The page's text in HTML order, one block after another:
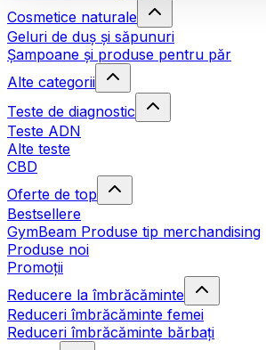
Cosmetice naturale
Geluri de duș și săpunuri
Șampoane și produse pentru păr
Alte categorii
Teste de diagnostic
Teste ADN
Alte teste
CBD
Oferte de top
Bestsellere
GymBeam Produse tip merchandising
Produse noi
Promoții
Reducere la îmbrăcăminte
Reduceri îmbrăcăminte femei
Reduceri îmbrăcăminte bărbați